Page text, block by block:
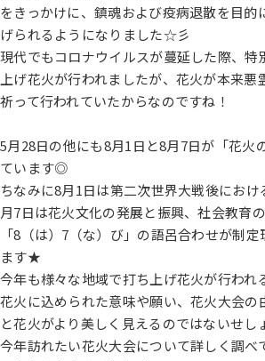
をきっかけに、鎮魂および疫病退散を目的
げられるようになりました☆彡
現代でもコロナウイルスが蔓延した際、特
上げ花火が行われましたが、花火が本来悪
祈って行われていたからなのですね！
5月28日の他にも8月1日と8月7日が「花火
ています◎
ちなみに8月1日は第二次世界大戦後にお
月7日は花火文化の発展と振興、社会教育
「8（は）7（な）び」の語呂合わせが制
ます★
今年も様々な地域で打ち上げ花火が行われ
花火に込められた意味や願い、花火大会の
と花火がより美しく見えるのではないせ
今年訪れたい花火大会について詳しく調べ